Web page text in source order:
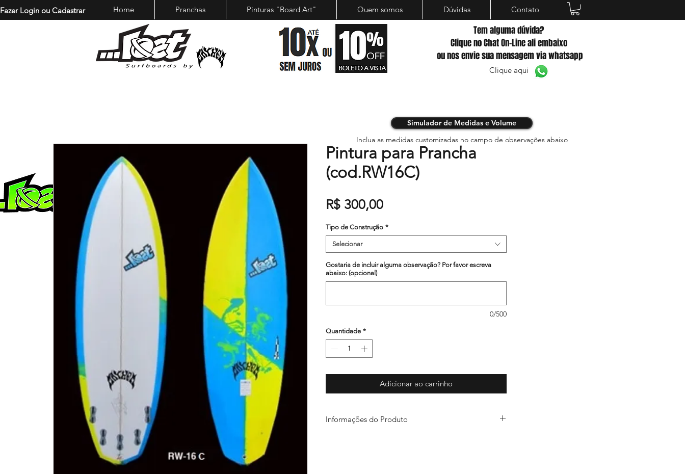
Pintura para Prancha
(cod.RW16C)
R$ 300,00Preço
Tipo de Construção *
Selecionar
Gostaria de incluir alguma observação? Por favor escreva
abaixo: (opcional)
0/500
Quantidade *
Adicionar ao carrinho
Informações do Produto
Simulador de Medidas e Volume
Tem alguma dúvida?
Clique no Chat On-Line ali embaixo
ou nos envie sua mensagem via whatsapp
Clique aqui
Inclua as medidas customizadas no campo de observações abaixo
Fazer Login ou Cadastrar Home Pranchas Pinturas "Board Art" Quem somos Dúvidas Contato